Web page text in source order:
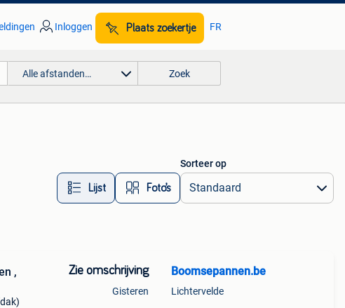
Inloggen Plaats zoekertje FR
Alle afstanden… Zoek
Lijst Foto’s
Sorteer op
,
Zie omschrijving
Gisteren
Boomsepannen.be
Lichtervelde